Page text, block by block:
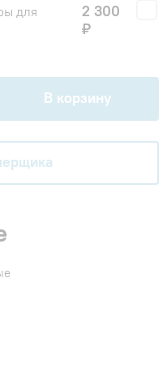
для
2 300
₽
В корзину